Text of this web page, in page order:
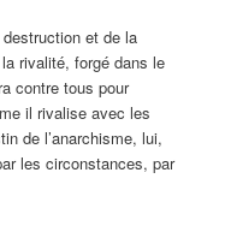
et de la
rivalité, forgé dans le
contre tous pour
il rivalise avec les
de l’anarchisme, lui,
les circonstances, par